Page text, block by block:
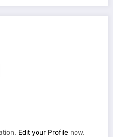
Edit your Profile now.